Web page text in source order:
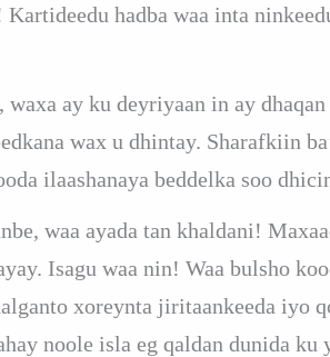
hadba waa inta
ay ku deyriyaan in ay
wax u dhintay. Sharafkiin
ilaashanaya beddelka soo
waa ayada tan khaldani!
Isagu waa nin! Waa bulsho
xoreynta jiritaankeeda iyo
noole isla eg qaldan dunida